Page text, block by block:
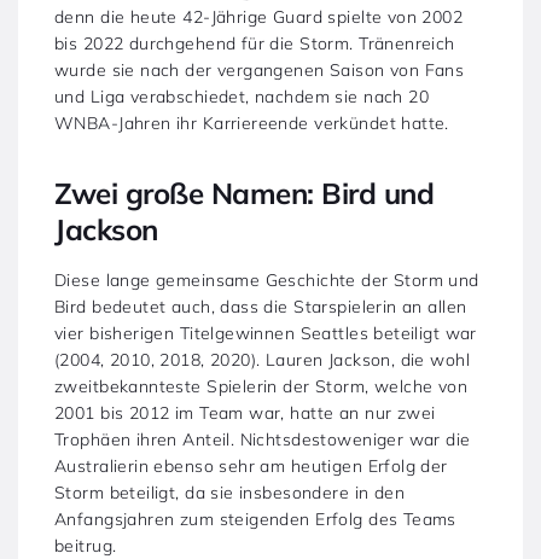
denn die heute 42-Jährige Guard spielte von 2002
bis 2022 durchgehend für die Storm. Tränenreich
wurde sie nach der vergangenen Saison von Fans
und Liga verabschiedet, nachdem sie nach 20
WNBA-Jahren ihr Karriereende verkündet hatte.
Zwei große Namen: Bird und
Jackson
Diese lange gemeinsame Geschichte der Storm und
Bird bedeutet auch, dass die Starspielerin an allen
vier bisherigen Titelgewinnen Seattles beteiligt war
(2004, 2010, 2018, 2020). Lauren Jackson, die wohl
zweitbekannteste Spielerin der Storm, welche von
2001 bis 2012 im Team war, hatte an nur zwei
Trophäen ihren Anteil. Nichtsdestoweniger war die
Australierin ebenso sehr am heutigen Erfolg der
Storm beteiligt, da sie insbesondere in den
Anfangsjahren zum steigenden Erfolg des Teams
beitrug.